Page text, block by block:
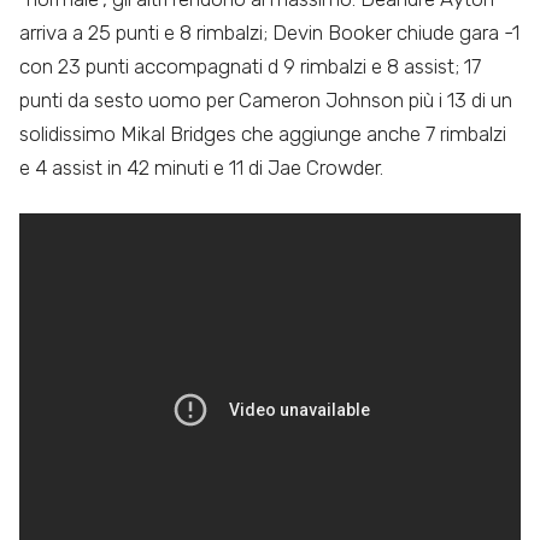
arriva a 25 punti e 8 rimbalzi; Devin Booker chiude gara -1
con 23 punti accompagnati d 9 rimbalzi e 8 assist; 17
punti da sesto uomo per Cameron Johnson più i 13 di un
solidissimo Mikal Bridges che aggiunge anche 7 rimbalzi
e 4 assist in 42 minuti e 11 di Jae Crowder.